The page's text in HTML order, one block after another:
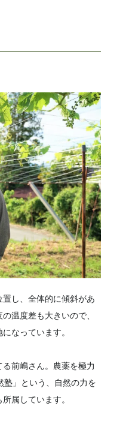
し、全体的に傾斜があ
温度差も大きいので、
なっています。
前嶋さん。農薬を極力
塾」という、自然の力を
属しています。